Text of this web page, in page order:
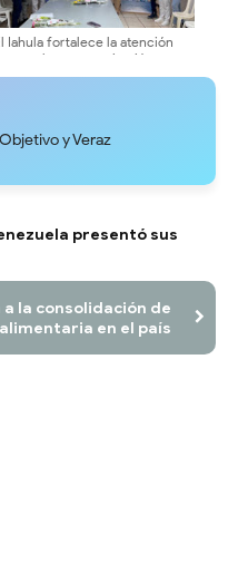
Iahula fortalece la atención
neonatal con capacitación
multidisciplinaria
y Veraz
presentó sus
la consolidación de
en el país